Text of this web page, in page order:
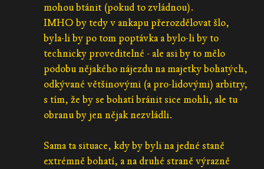
mohou btánit (pokud to zvládnou).
IMHO by tedy v ankapu přerozdělovat šlo,
byla-li by po tom poptávka a bylo-li by to
technicky proveditelné - ale asi by to mělo
podobu nějakého nájezdu na majetky bohatých,
odkývané většinovými (a pro-lidovými) arbitry,
s tím, že by se bohatí bránit sice mohli, ale tu
obranu by jen nějak nezvládli.
Sama ta situace, kdy by byli na jedné staně
extrémně bohatí, a na druhé straně výrazně